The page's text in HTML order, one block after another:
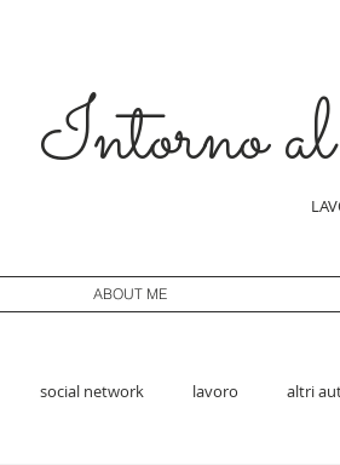
Intorno
ABOUT ME
social network lavoro altri